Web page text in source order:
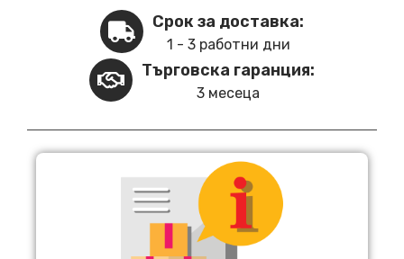
Срок за доставка:
1 - 3 работни дни
Търговска гаранция:
3 месеца